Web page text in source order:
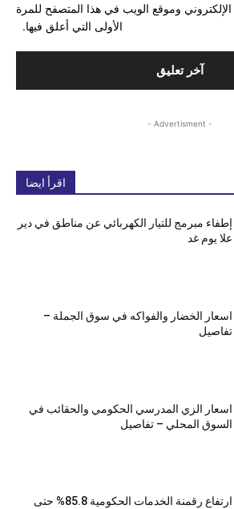
وموقع الويب في هذا المتصفح للمرة
الأولى التي أعلق فيها.
- Advertisment -
اقرأ ايضا
إطفاء مبرمج للتيار الكهربائي عن مناطق في دير
علا يوم غد
اسعار الخضار والفواكه في سوق الجملة –
تفاصيل
اسعار الزي المدرسي الحكومي والحقائب في
السوق المحلي – تفاصيل
ارتفاع رقمنة الخدمات الحكومية 85.8% حتى